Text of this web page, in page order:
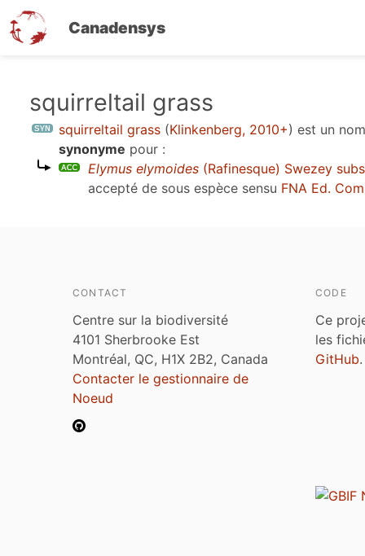
Canadensys
contenu
squirreltail grass
squirreltail grass (Klinkenberg, 2010+) est un
synonyme pour :
Elymus elymoides (Rafinesque) Swezey
accepté de sous espèce sensu FNA Ed.
CONTACT
Centre sur la biodiversité
4101 Sherbrooke Est
Montréal, QC, H1X 2B2, Canada
Contacter le gestionnaire de
Noeud
CODE
Ce
les
GitHub.